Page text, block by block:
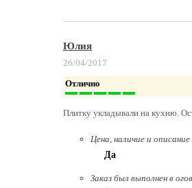
Юлия
26/04/2017
Отлично
Плитку укладывали на кухню.
Цена, наличие и
Да
Заказ был выполнен в